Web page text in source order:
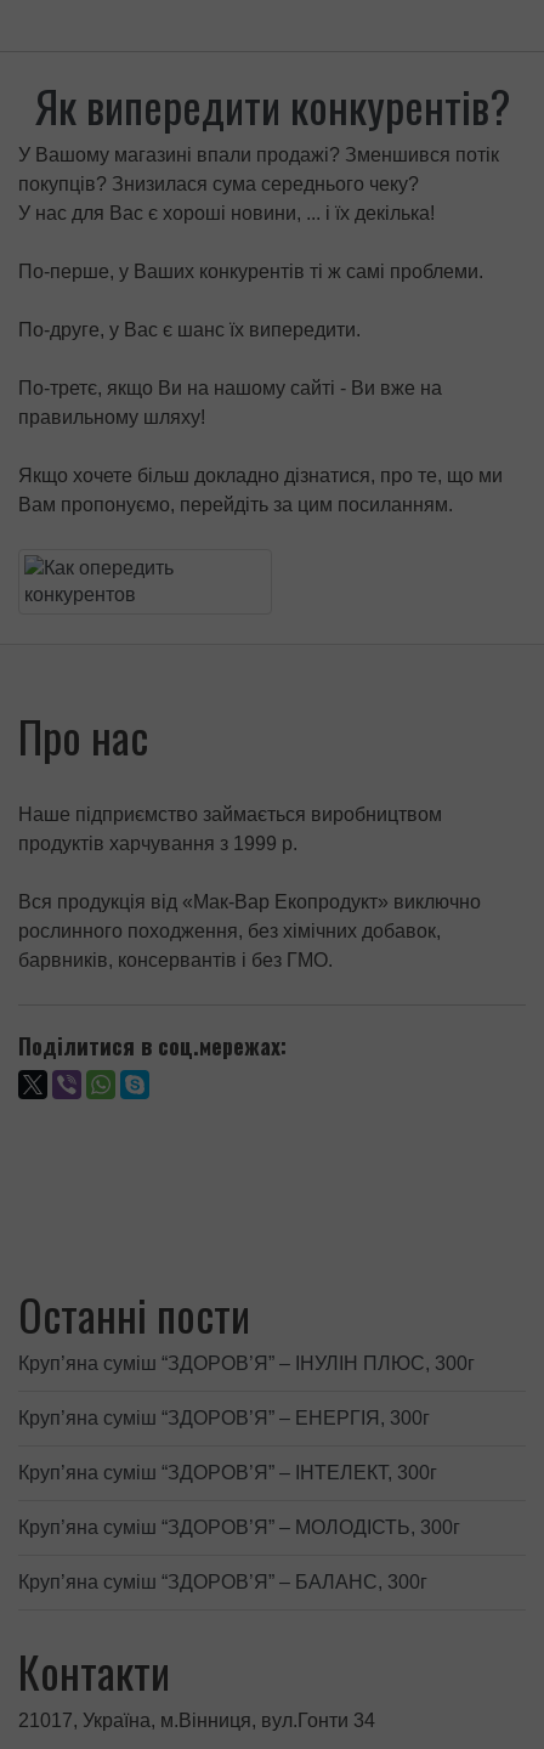
Як випередити конкурентів?
У Вашому магазині впали продажі? Зменшився потік
покупців? Знизилася сума середнього чеку?
У нас для Вас є хороші новини, ... і їх декілька!
По-перше, у Ваших конкурентів ті ж самі проблеми.
По-друге, у Вас є шанс їх випередити.
По-третє, якщо Ви на нашому сайті - Ви вже на
правильному шляху!
Якщо хочете більш докладно дізнатися, про те, що ми
Вам пропонуємо, перейдіть за цим посиланням.
Про нас
Наше підприємство займається виробництвом
продуктів харчування з 1999 р.
Вся продукція від «Мак-Вар Екопродукт» виключно
рослинного походження, без хімічних добавок,
барвників, консервантів і без ГМО.
Поділитися в соц.мережах:
Останні пости
Круп’яна суміш “ЗДОРОВ’Я” – ІНУЛІН ПЛЮС, 300г
Круп’яна суміш “ЗДОРОВ’Я” – ЕНЕРГІЯ, 300г
Круп’яна суміш “ЗДОРОВ’Я” – ІНТЕЛЕКТ, 300г
Круп’яна суміш “ЗДОРОВ’Я” – МОЛОДІСТЬ, 300г
Круп’яна суміш “ЗДОРОВ’Я” – БАЛАНС, 300г
Контакти
21017, Україна, м.Вінниця, вул.Гонти 34